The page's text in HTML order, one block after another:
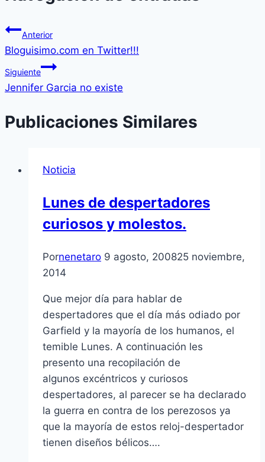
Anterior
Bloguisimo.com en Twitter!!!
Siguiente
Jennifer Garcia no existe
Publicaciones Similares
Noticia
Lunes de despertadores
curiosos y molestos.
Pornenetaro 9 agosto, 200825 noviembre,
2014
Que mejor dí­a para hablar de
despertadores que el dí­a más odiado por
Garfield y la mayorí­a de los humanos, el
temible Lunes. A continuación les
presento una recopilación de
algunos excéntricos y curiosos
despertadores, al parecer se ha declarado
la guerra en contra de los perezosos ya
que la mayorí­a de estos reloj-despertador
tienen diseños bélicos….